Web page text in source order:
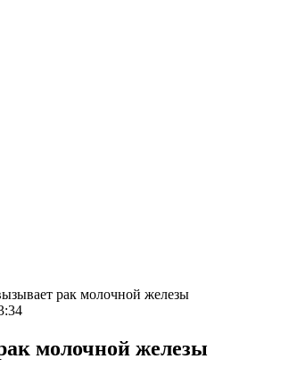
рак молочной железы
молочной железы